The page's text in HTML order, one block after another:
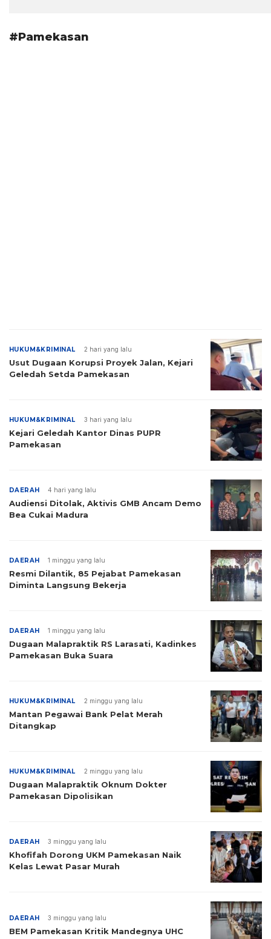
#Pamekasan
HUKUM&KRIMINAL 2 hari yang lalu
Usut Dugaan Korupsi Proyek Jalan, Kejari
Geledah Setda Pamekasan
HUKUM&KRIMINAL 3 hari yang lalu
Kejari Geledah Kantor Dinas PUPR
Pamekasan
DAERAH 4 hari yang lalu
Audiensi Ditolak, Aktivis GMB Ancam Demo
Bea Cukai Madura
DAERAH 1 minggu yang lalu
Resmi Dilantik, 85 Pejabat Pamekasan
Diminta Langsung Bekerja
DAERAH 1 minggu yang lalu
Dugaan Malapraktik RS Larasati, Kadinkes
Pamekasan Buka Suara
HUKUM&KRIMINAL 2 minggu yang lalu
Mantan Pegawai Bank Pelat Merah
Ditangkap
HUKUM&KRIMINAL 2 minggu yang lalu
Dugaan Malapraktik Oknum Dokter
Pamekasan Dipolisikan
DAERAH 3 minggu yang lalu
Khofifah Dorong UKM Pamekasan Naik
Kelas Lewat Pasar Murah
DAERAH 3 minggu yang lalu
BEM Pamekasan Kritik Mandegnya UHC